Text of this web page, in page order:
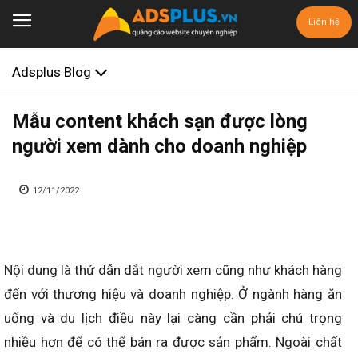
Liên hệ
Adsplus Blog
Mẫu content khách sạn được lòng
người xem dành cho doanh nghiệp
12/11/2022
Nội dung là thứ dẫn dắt người xem cũng như khách hàng
đến với thương hiệu và doanh nghiệp. Ở ngành hàng ăn
uống và du lịch điều này lại càng cần phải chú trọng
nhiều hơn để có thể bán ra được sản phẩm. Ngoài chất